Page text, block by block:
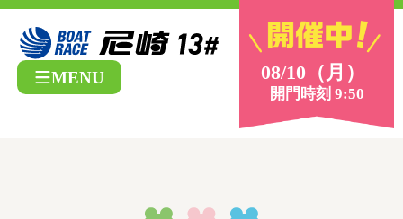
08/10（月）
開門時刻 9:50
MENU